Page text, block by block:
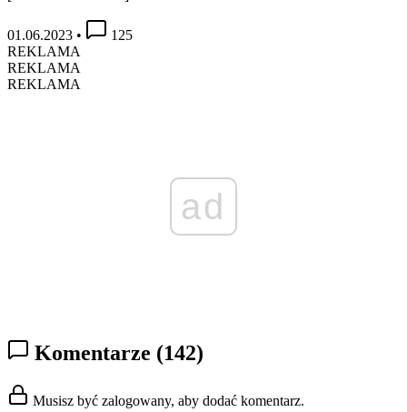
01.06.2023 •
125
REKLAMA
REKLAMA
REKLAMA
ad
Komentarze (142)
Musisz być zalogowany, aby dodać komentarz.